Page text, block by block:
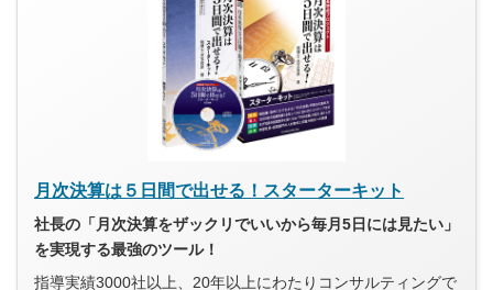
月次決算は５日間で出せる！スターターキット
社長の「月次決算をザックリでいいから毎月5日には見たい」
を実現する最強のツール！
指導実績3000社以上、20年以上にわたりコンサルティングで